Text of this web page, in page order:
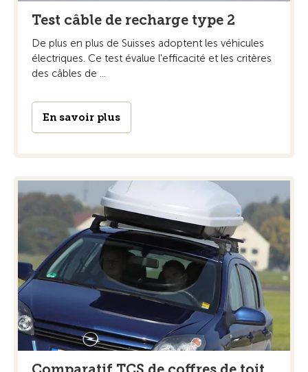
Test câble de recharge type 2
De plus en plus de Suisses adoptent les véhicules
électriques. Ce test évalue l'efficacité et les critères
des câbles de ...
En savoir plus